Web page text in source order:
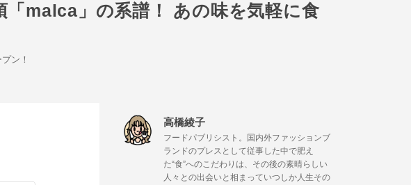
malca」の系譜！ あの味を気軽に食
ン！
高橋綾子
フードパブリシスト。国内外ファッションブ
ランドのプレスとして従事した中で肥え
た“食”へのこだわりは、その後の素晴らしい
人々との出会いと相まっていつしか人生その